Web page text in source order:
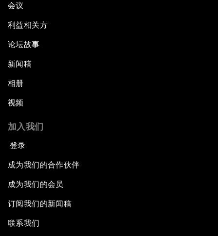
会议
利益相关方
论坛故事
新闻稿
相册
视频
加入我们
登录
成为我们的合作伙伴
成为我们的会员
订阅我们的新闻稿
联系我们